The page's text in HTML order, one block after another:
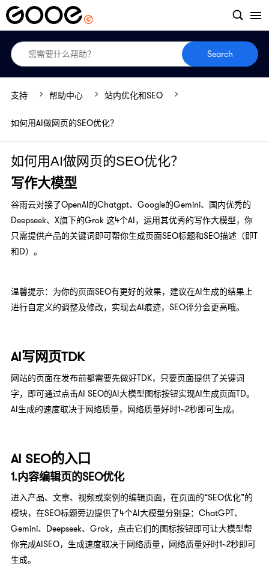
Search
支持 帮助中心 站内优化和SEO
如何用AI做网页的SEO优化？
如何用AI做网页的SEO优化？
写作大模型
谷雨云对接了OpenAI的Chatgpt、Google的Gemini、国内优秀的
Deepseek、X旗下的Grok 这4个AI，运用其优秀的写作大模型，你
只需提供产品的关键词即可帮你生成页面SEO标题和SEO描述（即T
和D）。
温馨提示：为你的页面SEO有更好的效果，建议在AI生成的结果上
进行自定义的调整及修改，实现去AI痕迹，SEO评分会更高哦。
AI写网页TDK
网站的页面在发布前都需要先做好TDK，只要页面提供了关键词
字，即可通过点击AI SEO的AI大模型图标按钮实现AI生成页面TD。
AI生成的速度取决于网络质量，网络质量好时1~2秒即可生成。
AI SEO的入口
1.内容编辑页的SEO优化
进入产品、文章、视频或案例的编辑页面，在页面的“SEO优化”的
模块，在SEO标题旁边提供了4个AI大模型分别是：ChatGPT、
Gemini、Deepseek、Grok，点击它们的图标按钮即可让大模型帮
你完成AISEO，生成速度取决于网络质量，网络质量好时1~2秒即可
生成。